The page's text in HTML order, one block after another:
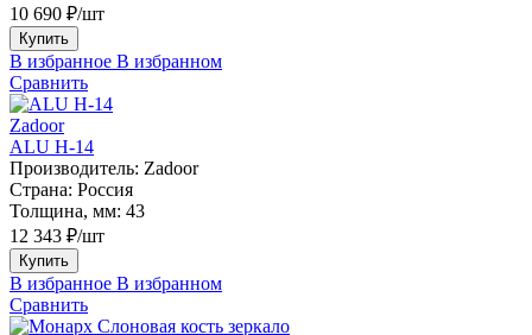
10 690 ₽/шт
Купить
В избранное В избранном
Сравнить
Zadoor
ALU H-14
Производитель: Zadoor
Страна: Россия
Толщина, мм: 43
12 343 ₽/шт
Купить
В избранное В избранном
Сравнить